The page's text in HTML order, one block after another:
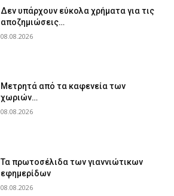
Δεν υπάρχουν εύκολα χρήματα για τις
αποζημιώσεις…
08.08.2026
Μετρητά από τα καφενεία των
χωριών…
08.08.2026
Τα πρωτοσέλιδα των γιαννιώτικων
εφημερίδων
08.08.2026